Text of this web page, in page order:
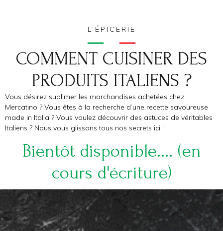
L’ÉPICERIE
COMMENT CUISINER DES
PRODUITS ITALIENS ?
Vous désirez sublimer les marchandises achetées chez
Mercatino ? Vous êtes à la recherche d’une recette savoureuse
made in Italia ? Vous voulez découvrir des astuces de véritables
Italiens ? Nous vous glissons tous nos secrets ici !
Bientôt disponible.... (en
cours d'écriture)